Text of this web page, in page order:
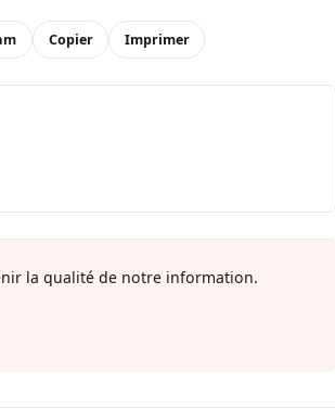
Copier Imprimer
la qualité de notre information.